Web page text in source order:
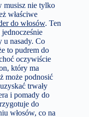
musisz nie tylko
właściwe
do włosów. Ten
u nasady. Co
to pudrem do
oczywiście
który ma
może podnosić
trwały
i pomady do
do
włosów, co na